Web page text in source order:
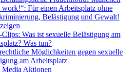
Für einen Arbeitsplatz ohne
Belästigung und Gewalt!
Was ist sexuelle Belästigung am
Was tun?
Möglichkeiten gegen sexuelle
am Arbeitsplatz
Media Aktionen